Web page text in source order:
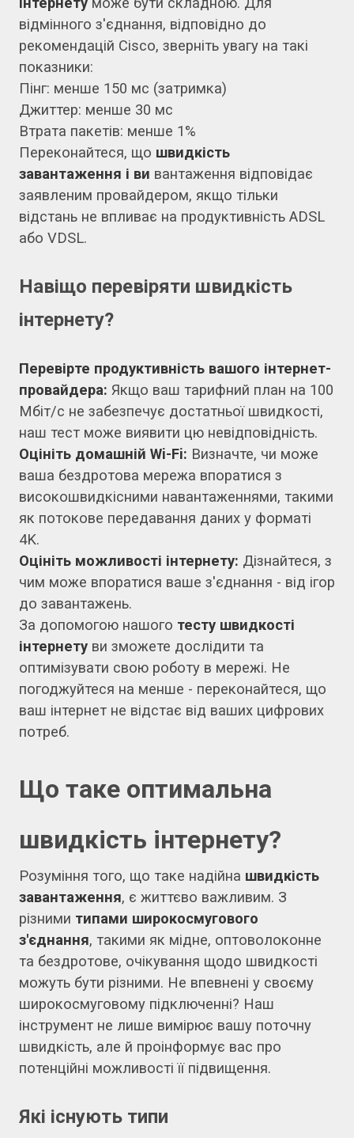
відмінного з'єднання, відповідно до
рекомендацій Cisco, зверніть увагу на такі
показники:
Пінг: менше 150 мс (затримка)
Джиттер: менше 30 мс
Втрата пакетів: менше 1%
Переконайтеся, що швидкість
завантаження і ви вантаження відповідає
заявленим провайдером, якщо тільки
відстань не впливає на продуктивність ADSL
або VDSL.
Навіщо перевіряти швидкість
інтернету?
Перевірте продуктивність вашого інтернет-
провайдера: Якщо ваш тарифний план на 100
Мбіт/с не забезпечує достатньої швидкості,
наш тест може виявити цю невідповідність.
Оцініть домашній Wi-Fi: Визначте, чи може
ваша бездротова мережа впоратися з
високошвидкісними навантаженнями, такими
як потокове передавання даних у форматі
4K.
Оцініть можливості інтернету: Дізнайтеся, з
чим може впоратися ваше з'єднання - від ігор
до завантажень.
За допомогою нашого тесту швидкості
інтернету ви зможете дослідити та
оптимізувати свою роботу в мережі. Не
погоджуйтеся на менше - переконайтеся, що
ваш інтернет не відстає від ваших цифрових
потреб.
Що таке оптимальна
швидкість інтернету?
Розуміння того, що таке надійна швидкість
завантаження, є життєво важливим. З
різними типами широкосмугового
з'єднання, такими як мідне, оптоволоконне
та бездротове, очікування щодо швидкості
можуть бути різними. Не впевнені у своєму
широкосмуговому підключенні? Наш
інструмент не лише вимірює вашу поточну
швидкість, але й проінформує вас про
потенційні можливості її підвищення.
Які існують типи